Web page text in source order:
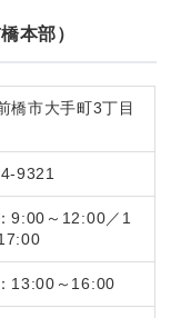
本部）
橋市大手町3丁目
9321
9:00～12:00／1
13:00～16:00